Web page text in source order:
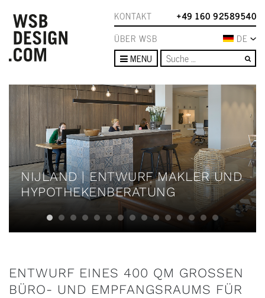
KONTAKT
+49 160 92589540
ÜBER WSB
DE
MENU
NIJLAND | ENTWURF MAKLER UND
HYPOTHEKENBERATUNG
ENTWURF EINES 400 QM GROSSEN B
ÜRO- UND EMPFANGSRAUMS FÜR M